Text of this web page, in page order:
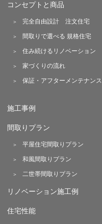
コンセプトと商品
完全自由設計 注文住宅
間取りで選べる 規格住宅
住み続けるリノベーション
家づくりの流れ
保証・アフターメンテナンス
施工事例
間取りプラン
平屋住宅間取りプラン
和風間取りプラン
二世帯間取りプラン
リノベーション施工例
住宅性能